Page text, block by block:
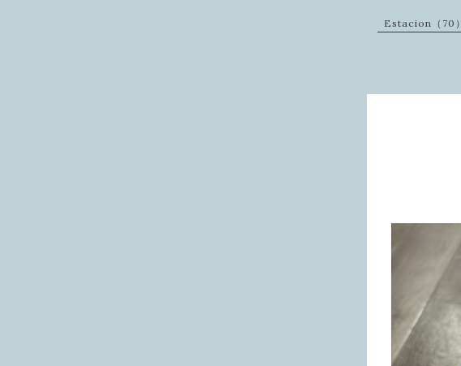
Estacion（70）